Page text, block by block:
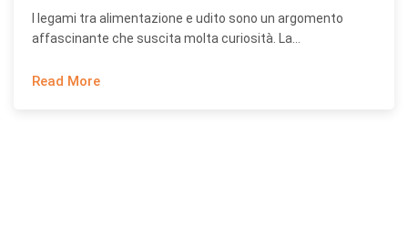
I legami tra alimentazione e udito sono un argomento
affascinante che suscita molta curiosità. La…
Read More